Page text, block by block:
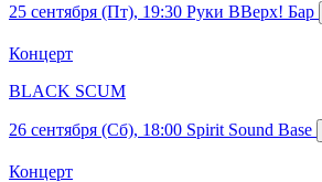
25 сентября (Пт), 19:30 Руки ВВерх! Бар
Концерт
BLACK SCUM
26 сентября (Сб), 18:00 Spirit Sound Base
Концерт